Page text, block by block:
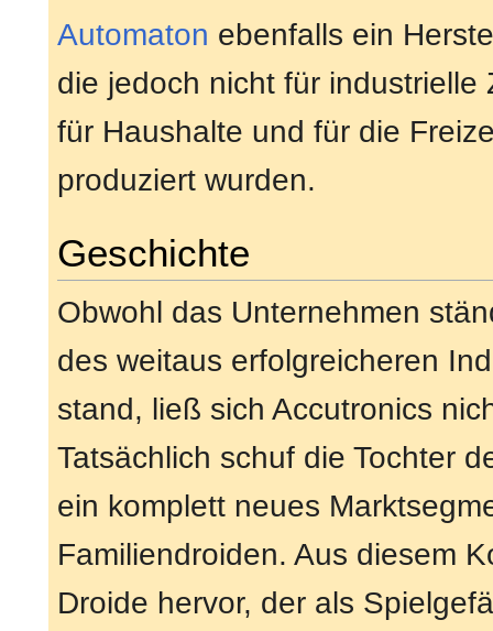
Automaton ebenfalls ein
die jedoch nicht für industrielle
für Haushalte und für die
produziert wurden.
Geschichte
Obwohl das Unternehmen
des weitaus erfolgreicheren
stand, ließ sich Accutronics
Tatsächlich schuf die Tochter
ein komplett neues
Familiendroiden. Aus diesem
Droide hervor, der als